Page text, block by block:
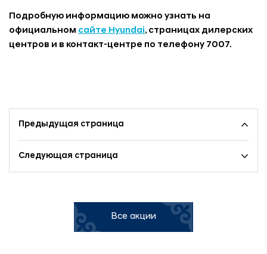
Подробную информацию можно узнать на
официальном сайте Hyundai, страницах дилерских
центров и в контакт-центре по телефону 7007.
Предыдущая страница
Следующая страница
Все акции